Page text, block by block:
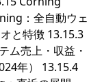
：全自動ウェ
と特徴 13.15.3
ム売上・収益・
年） 13.15.4